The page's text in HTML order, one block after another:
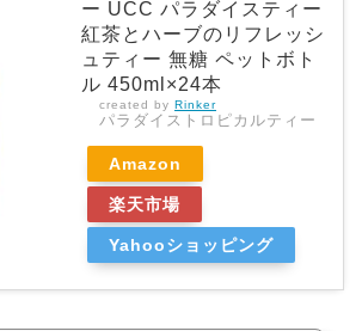
ー UCC パラダイスティー
紅茶とハーブのリフレッシ
ュティー 無糖 ペットボト
ル 450ml×24本
created by Rinker
パラダイストロピカルティー
Amazon
楽天市場
Yahooショッピング